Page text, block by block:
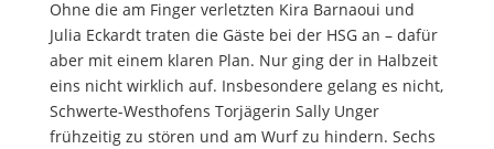
Ohne die am Finger verletzten Kira Barnaoui und
Julia Eckardt traten die Gäste bei der HSG an – dafür
aber mit einem klaren Plan. Nur ging der in Halbzeit
eins nicht wirklich auf. Insbesondere gelang es nicht,
Schwerte-Westhofens Torjägerin Sally Unger
frühzeitig zu stören und am Wurf zu hindern. Sechs